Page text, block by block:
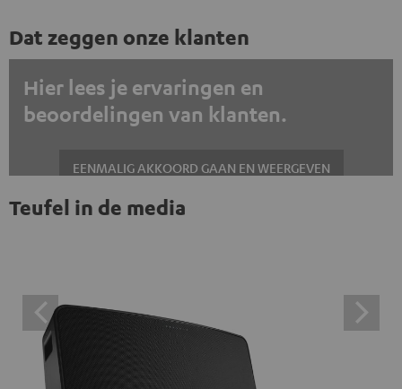
Dat zeggen onze klanten
Hier lees je ervaringen en
beoordelingen van klanten.
EENMALIG AKKOORD GAAN EN WEERGEVEN
Altijd externe inhoud weergeven? Schakel dit in de gegevensinstellingen
inhoud te klikken, stem je ermee in dat je de externe
inhoud te zien krijgt. Dit betekent dat persoonlijke
gegevens kunnen worden doorgegeven aan platforms
van derden. Meer informatie hierover vind je in ons
Teufel in de media